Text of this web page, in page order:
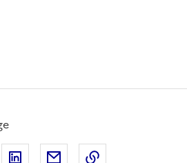
Facebook
sur X
Partager sur LinkedIn
Partager par email